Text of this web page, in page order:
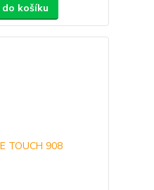
košíku